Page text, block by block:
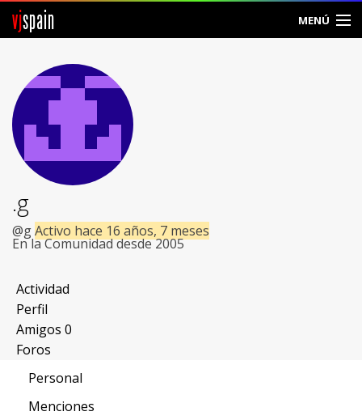
vjspain MENÚ
Foros
Noticias
Vjspain
Ayuda
Contacto
Entrar
Crear Cuenta
.g
@gActivo hace 16 años, 7 meses
En la Comunidad desde 2005
Actividad
Perfil
Amigos 0
Foros
Personal
Menciones